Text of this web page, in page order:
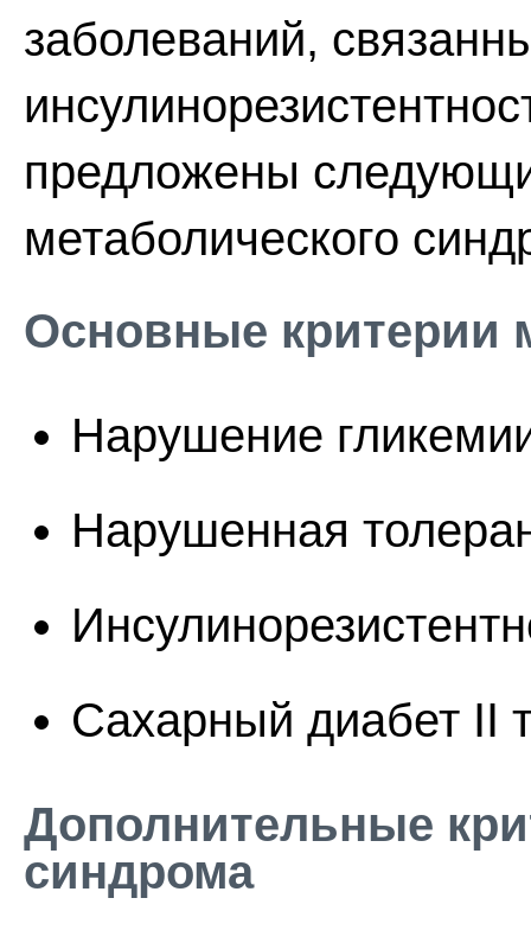
заболеваний,
предложены
метаболического
Основные критерии
Нарушение
Нарушенная
Сахарный диабет II
Дополнительные
синдрома